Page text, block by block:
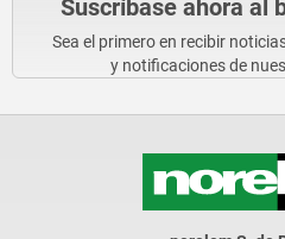
Suscríbase ahora al
Sea el primero en recibir
y notificaciones de